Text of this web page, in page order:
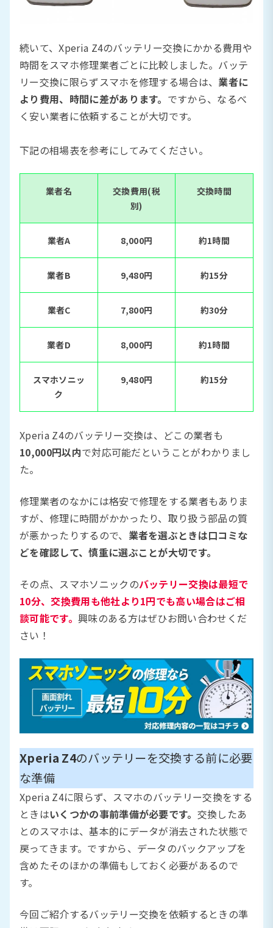
続いて、Xperia Z4のバッテリー交換にかかる費用や
時間をスマホ修理業者ごとに比較しました。バッテ
リー交換に限らずスマホを修理する場合は、 業者に
より費用、時間に差があります。 ですから、なるべ
く安い業者に依頼することが大切です。
下記の相場表を参考にしてみてください。
業者名
交換費用(税
別)
交換時間
業者A 8,000円 約1時間
業者B 9,480円 約15分
業者C 7,800円 約30分
業者D 8,000円 約1時間
スマホソニッ
ク
9,480円 約15分
Xperia Z4のバッテリー交換は、どこの業者も
10,000円以内で対応可能だということがわかりまし
た。
修理業者のなかには格安で修理をする業者もありま
すが、修理に時間がかかったり、取り扱う部品の質
が悪かったりするので、 業者を選ぶときは口コミな
どを確認して、慎重に選ぶことが大切です。
その点、スマホソニックのバッテリー交換は最短で
10分、交換費用も他社より1円でも高い場合はご相
談可能です。 興味のある方はぜひお問い合わせくだ
さい！
Xperia Z4のバッテリーを交換する前に必要
な準備
Xperia Z4に限らず、スマホのバッテリー交換をする
ときはいくつかの事前準備が必要です。 交換したあ
とのスマホは、基本的にデータが消去された状態で
戻ってきます。ですから、データのバックアップを
含めたそのほかの準備もしておく必要があるので
す。
今回ご紹介するバッテリー交換を依頼するときの準